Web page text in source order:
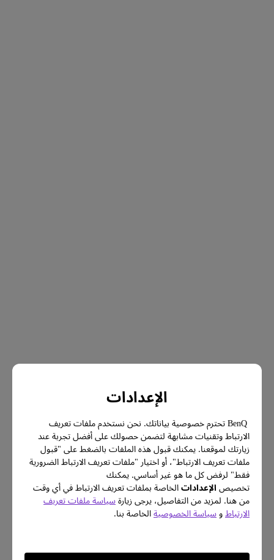
الإعدادات
BenQ تحترم خصوصية بياناتك. نحن نستخدم ملفات تعريف
الارتباط وتقنيات مشابهة لتضمن حصولك على أفضل تجربة عند
زيارتك لموقعنا. يمكنك قبول هذه الملفات بالضغط على "قبول
ملفات تعريف الارتباط"، أو اختيار "ملفات تعريف الارتباط الضرورية
فقط" لرفض كل ما هو غير أساسي. يمكنك
تخصيصالإعداداتالخاصة بملفات تعريف الارتباط في أي وقت
من هنا. لمزيد من التفاصيل، يرجى زيارةسياسة ملفات تعريف
الارتباطوسياسة الخصوصيةالخاصة بنا.